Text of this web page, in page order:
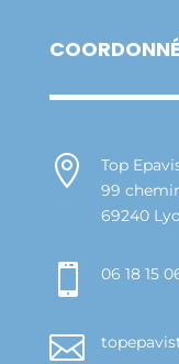

Top
99
69240
 06 18 15
